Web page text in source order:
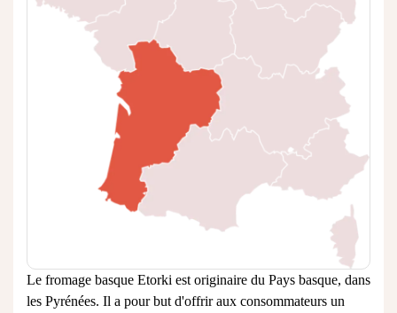
Le fromage basque Etorki est originaire du Pays basque, dans
les Pyrénées. Il a pour but d'offrir aux consommateurs un